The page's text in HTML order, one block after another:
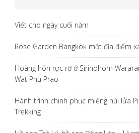
Viết cho ngày cuối năm
Rose Garden Bangkok một địa điểm
Hoàng hôn rực rỡ ở Sirindhorn
Wat Phu Prao
Hành trình chinh phục miệng núi lửa
Trekking